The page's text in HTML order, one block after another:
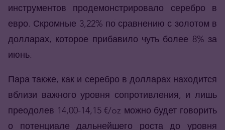
инструментов продемонстрировало серебро в
евро. Скромные 3,22% по сравнению с золотом в
долларах, которое прибавило чуть более 8% за
июнь.
Пара также, как и серебро в долларах находится
вблизи важного уровня сопротивления, и лишь
преодолев 14,00-14,15 €/oz можно будет говорить
о потенциале дальнейшего роста до уровня